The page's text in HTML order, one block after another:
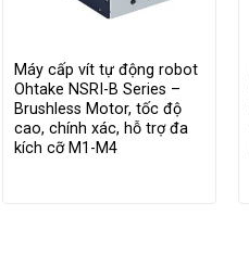
Máy cấp vít tự động robot
Ohtake NSRI-B Series –
Brushless Motor, tốc độ
cao, chính xác, hỗ trợ đa
kích cỡ M1-M4